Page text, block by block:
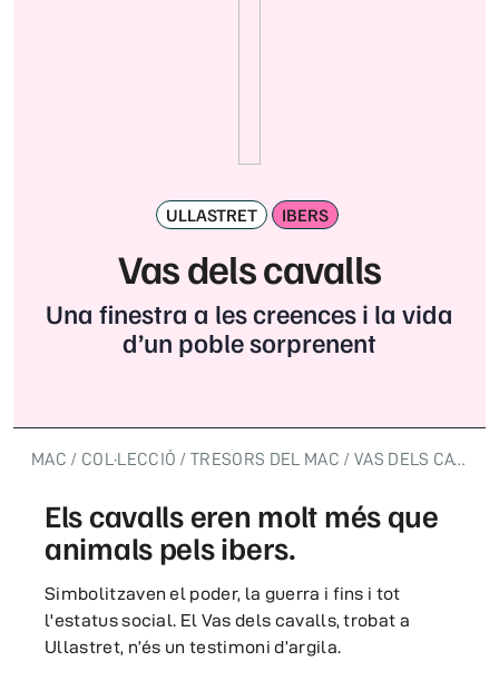
ULLASTRET IBERS
Vas dels cavalls
Una finestra a les creences i la vida
d’un poble sorprenent
MAC COL·LECCIÓ TRESORS DEL MAC VAS DELS CAVALLS
Els cavalls eren molt més que
animals pels ibers.
Simbolitzaven el poder, la guerra i fins i tot
l'estatus social. El Vas dels cavalls, trobat a
Ullastret, n’és un testimoni d’argila.